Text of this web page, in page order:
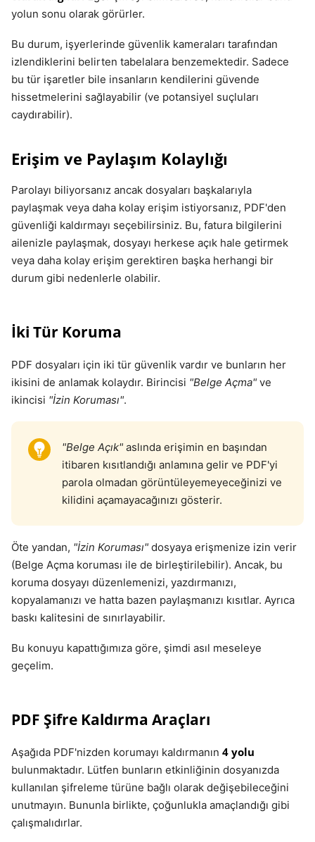
yolun sonu olarak görürler.
Bu durum, işyerlerinde güvenlik kameraları tarafından
izlendiklerini belirten tabelalara benzemektedir. Sadece
bu tür işaretler bile insanların kendilerini güvende
hissetmelerini sağlayabilir (ve potansiyel suçluları
caydırabilir).
Erişim ve Paylaşım Kolaylığı
Parolayı biliyorsanız ancak dosyaları başkalarıyla
paylaşmak veya daha kolay erişim istiyorsanız, PDF'den
güvenliği kaldırmayı seçebilirsiniz. Bu, fatura bilgilerini
ailenizle paylaşmak, dosyayı herkese açık hale getirmek
veya daha kolay erişim gerektiren başka herhangi bir
durum gibi nedenlerle olabilir.
İki Tür Koruma
PDF dosyaları için iki tür güvenlik vardır ve bunların her
ikisini de anlamak kolaydır. Birincisi "Belge Açma" ve
ikincisi "İzin Koruması".
"Belge Açık" aslında erişimin en başından
itibaren kısıtlandığı anlamına gelir ve PDF'yi
parola olmadan görüntüleyemeyeceğinizi ve
kilidini açamayacağınızı gösterir.
Öte yandan, "İzin Koruması" dosyaya erişmenize izin verir
(Belge Açma koruması ile de birleştirilebilir). Ancak, bu
koruma dosyayı düzenlemenizi, yazdırmanızı,
kopyalamanızı ve hatta bazen paylaşmanızı kısıtlar. Ayrıca
baskı kalitesini de sınırlayabilir.
Bu konuyu kapattığımıza göre, şimdi asıl meseleye
geçelim.
PDF Şifre Kaldırma Araçları
Aşağıda PDF'nizden korumayı kaldırmanın 4 yolu
bulunmaktadır. Lütfen bunların etkinliğinin dosyanızda
kullanılan şifreleme türüne bağlı olarak değişebileceğini
unutmayın. Bununla birlikte, çoğunlukla amaçlandığı gibi
çalışmalıdırlar.